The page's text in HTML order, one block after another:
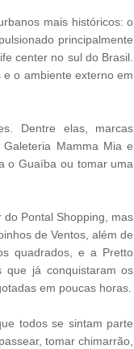
mais históricos: o
principalmente
center no sul do Brasil.
o ambiente externo em
Dentre elas, marcas
Mamma Mia e
o Guaíba ou tomar uma
Pontal Shopping, mas
de Ventos, além de
quadrados, e a Pretto
que já conquistaram os
em poucas horas.
todos se sintam parte
tomar chimarrão,